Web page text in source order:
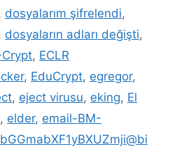
dosyalarım şifrelendi,
dosyaların adları değişti,
, ECLR
, EduCrypt, egregor,
, eject virusu, eking, El
, elder, email-BM-